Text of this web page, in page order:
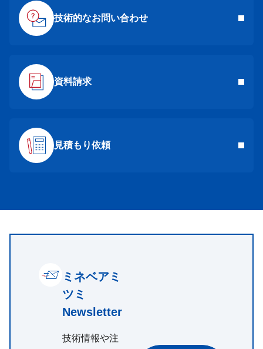
技術的なお問い合わせ
資料請求
見積もり依頼
ミネベアミ
ツミ
Newsletter
技術情報や注